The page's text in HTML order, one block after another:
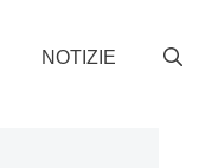
NOTIZIE